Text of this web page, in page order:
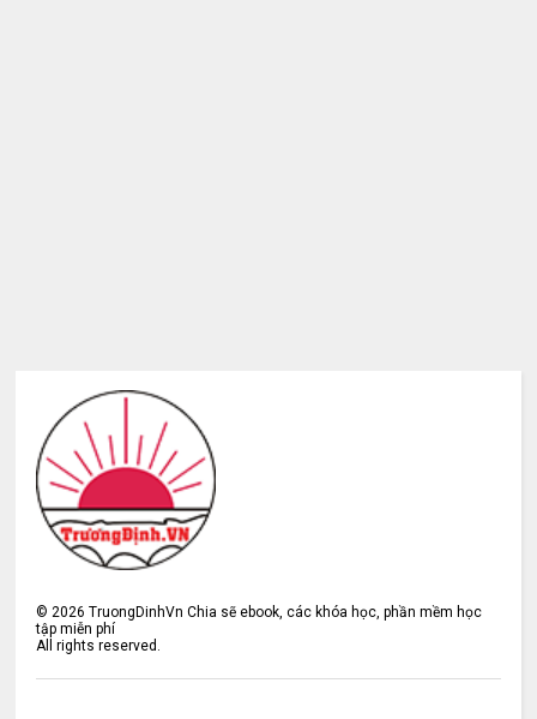
©2026 TruongDinhVn Chia sẽ ebook, các khóa học, phần mềm học
tập miễn phí
All rights reserved.